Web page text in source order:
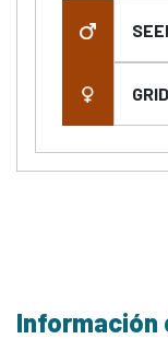
Información